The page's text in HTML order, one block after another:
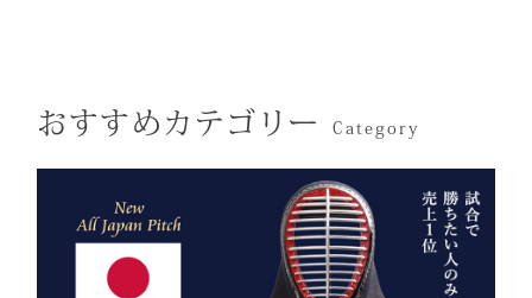
ばれた、 純日本製の誇り
生地には、埼玉・武州の老
舗「小島染織」の藍布を使
った瞬間、
「何だ、あれは？」と視線
が集まる。
静かに、しかし確実に存在
おすすめカテゴリー Category